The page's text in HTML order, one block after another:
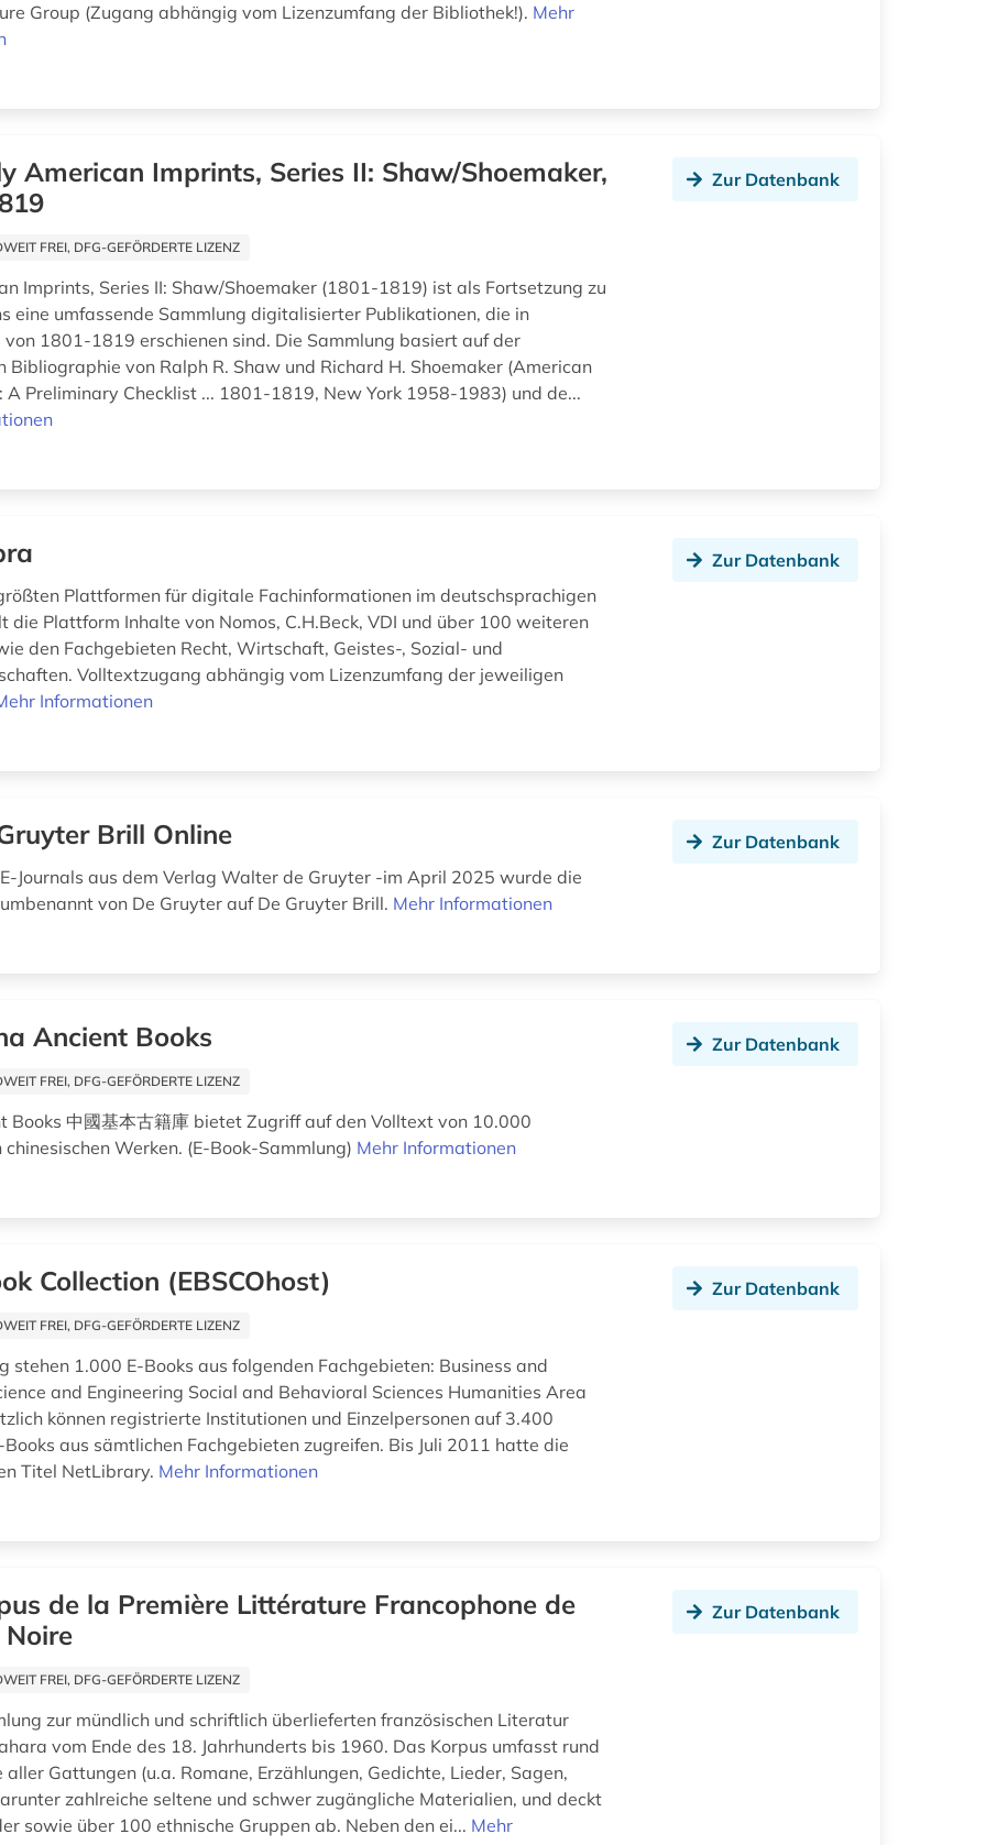
Group (Zugang abhängig vom Lizenzumfang der Bibliothek!). Mehr
American Imprints, Series II: Shaw/Shoemaker,
FREI, DFG-GEFÖRDERTE LIZENZ
Imprints, Series II: Shaw/Shoemaker (1801-1819) ist als Fortsetzung zu
eine umfassende Sammlung digitalisierter Publikationen, die in
1801-1819 erschienen sind. Die Sammlung basiert auf der
Bibliographie von Ralph R. Shaw und Richard H. Shoemaker (American
A Preliminary Checklist ... 1801-1819, New York 1958-1983) und de...
Zur Datenbank
Plattformen für digitale Fachinformationen im deutschsprachigen
die Plattform Inhalte von Nomos, C.H.Beck, VDI und über 100 weiteren
den Fachgebieten Recht, Wirtschaft, Geistes-, Sozial- und
Volltextzugang abhängig vom Lizenzumfang der jeweiligen
Informationen
Zur Datenbank
Brill Online
Journals aus dem Verlag Walter de Gruyter -im April 2025 wurde die
von De Gruyter auf De Gruyter Brill. Mehr Informationen
Zur Datenbank
Ancient Books
FREI, DFG-GEFÖRDERTE LIZENZ
Books 中國基本古籍庫 bietet Zugriff auf den Volltext von 10.000
Werken. (E-Book-Sammlung) Mehr Informationen
Zur Datenbank
Collection (EBSCOhost)
FREI, DFG-GEFÖRDERTE LIZENZ
stehen 1.000 E-Books aus folgenden Fachgebieten: Business and
and Engineering Social and Behavioral Sciences Humanities Area
können registrierte Institutionen und Einzelpersonen auf 3.400
Books aus sämtlichen Fachgebieten zugreifen. Bis Juli 2011 hatte die
Titel NetLibrary. Mehr Informationen
Zur Datenbank
de la Première Littérature Francophone de
FREI, DFG-GEFÖRDERTE LIZENZ
zur mündlich und schriftlich überlieferten französischen Literatur
vom Ende des 18. Jahrhunderts bis 1960. Das Korpus umfasst rund
aller Gattungen (u.a. Romane, Erzählungen, Gedichte, Lieder, Sagen,
zahlreiche seltene und schwer zugängliche Materialien, und deckt
sowie über 100 ethnische Gruppen ab. Neben den ei... Mehr
Zur Datenbank